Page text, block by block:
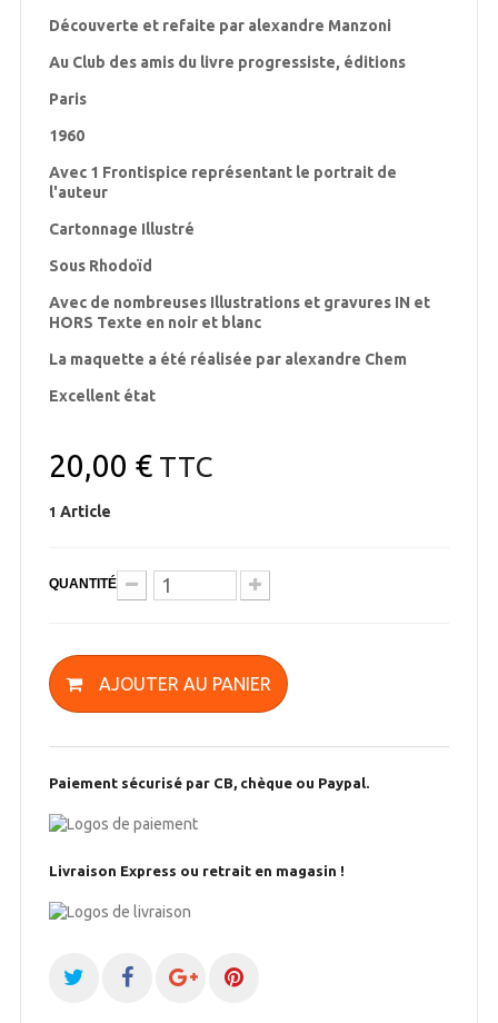
Découverte et refaite par alexandre Manzoni
Au Club des amis du livre progressiste, éditions
Paris
1960
Avec 1 Frontispice représentant le portrait de
l'auteur
Cartonnage Illustré
Sous Rhodoïd
Avec de nombreuses Illustrations et gravures IN et
HORS Texte en noir et blanc
La maquette a été réalisée par alexandre Chem
Excellent état
20,00 €TTC
1 Article
QUANTITÉ
AJOUTER AU PANIER
Paiement sécurisé par CB, chèque ou Paypal.
Livraison Express ou retrait en magasin !